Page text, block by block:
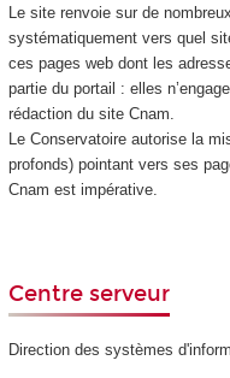
Le site renvoie sur de
systématiquement vers quel
ces pages web dont les
partie du portail : elles
rédaction du site Cnam.
Le Conservatoire autorise la
profonds) pointant vers ses
Cnam est impérative.
Centre serveur
Direction des systèmes